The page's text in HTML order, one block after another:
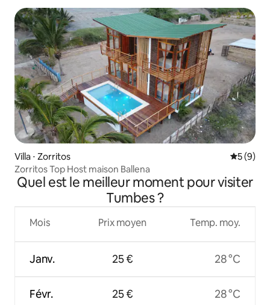
Villa ⋅ Zorritos
5 (9)
Zorritos Top Host maison Ballena
Quel est le meilleur moment pour visiter
Tumbes ?
Mois
Janv.
Févr.
Prix moyen
25 €
25 €
Temp. moy.
28 °C
28 °C